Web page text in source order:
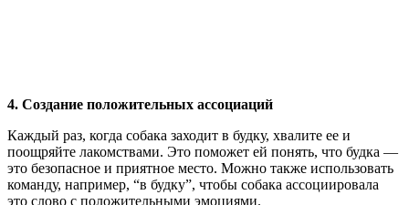
4. Создание положительных ассоциаций
Каждый раз, когда собака заходит в будку, хвалите ее и
поощряйте лакомствами. Это поможет ей понять, что будка —
это безопасное и приятное место. Можно также использовать
команду, например, “в будку”, чтобы собака ассоциировала
это слово с положительными эмоциями.